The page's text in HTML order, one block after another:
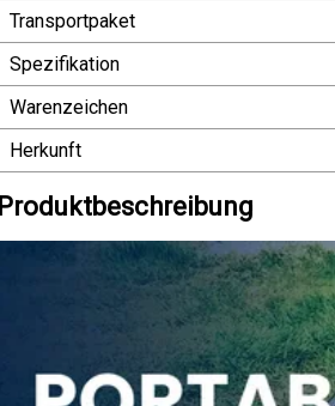
Transportpaket
Spezifikation
Warenzeichen
Herkunft
Produktbeschreibung